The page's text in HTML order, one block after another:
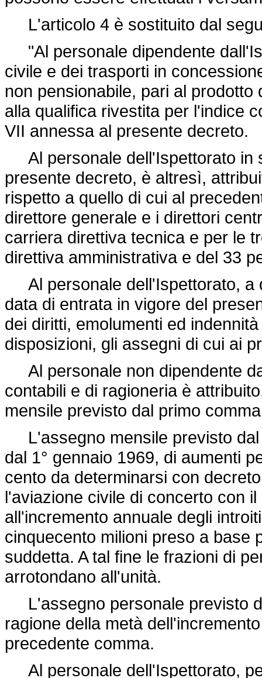
L'articolo 4 è sostituito dal
"Al personale dipendente
civile e dei trasporti in
non pensionabile, pari al
alla qualifica rivestita per l'indice
VII annessa al presente decreto.
Al personale dell'Ispettorato in
presente decreto, è altresì,
rispetto a quello di cui al
direttore generale e i direttori
carriera direttiva tecnica e per le
direttiva amministrativa e del 33
Al personale dell'Ispettorato, a
data di entrata in vigore del
dei diritti, emolumenti ed
disposizioni, gli assegni di cui ai
Al personale non dipendente
contabili e di ragioneria è
mensile previsto dal primo
L'assegno mensile previsto dal
dal 1° gennaio 1969, di aumenti
cento da determinarsi con
l'aviazione civile di concerto con
all'incremento annuale degli
cinquecento milioni preso a base
suddetta. A tal fine le frazioni di
arrotondano all'unità.
L'assegno personale previsto
ragione della metà
precedente comma.
Al personale dell'Ispettorato,